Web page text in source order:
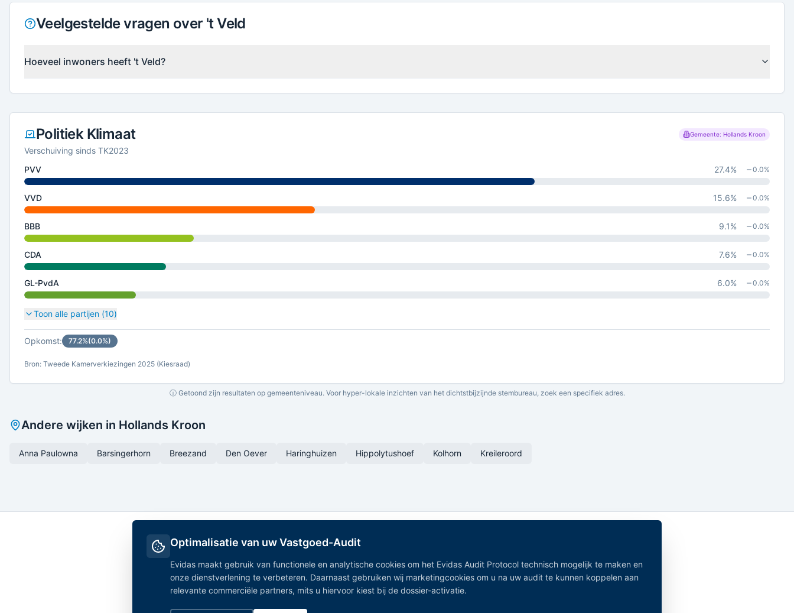
Veelgestelde vragen over 't Veld
Hoeveel inwoners heeft 't Veld?
Politiek Klimaat Gemeente: Hollands Kroon
Verschuiving sinds TK2023
PVV
27.4% 0.0%
VVD 15.6% 0.0%
BBB 9.1% 0.0%
CDA 7.6% 0.0%
GL-PvdA 6.0% 0.0%
Toon alle partijen (10)
Opkomst: 77.2%(0.0%)
Bron: Tweede Kamerverkiezingen 2025 (Kiesraad)
ⓘ Getoond zijn resultaten op gemeenteniveau. Voor hyper-lokale inzichten van het dichtstbijzijnde stembureau, zoek een specifiek adres.
Andere wijken in Hollands Kroon
Anna Paulowna Barsingerhorn Breezand Den Oever Haringhuizen Hippolytushoef Kolhorn Kreileroord
Onafhankelijk Vastgoedregister — geaggregeerde vastgoeddata
Optimalisatie van uw Vastgoed-Audit
Evidas maakt gebruik van functionele en analytische cookies om het Evidas Audit Protocol technisch mogelijk te maken en
onze dienstverlening te verbeteren. Daarnaast gebruiken wij marketingcookies om u na uw audit te kunnen koppelen aan
relevante commerciële partners, mits u hiervoor kiest bij de dossier-activatie.